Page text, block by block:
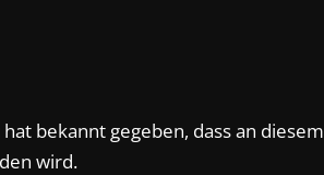
bekannt gegeben, dass an diesem
wird.